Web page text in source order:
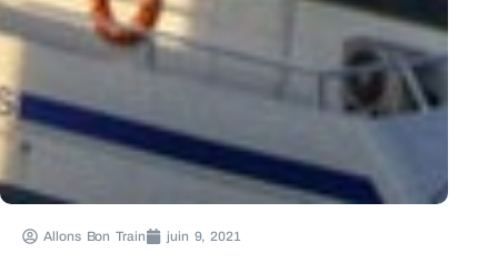
Allons Bon Train juin 9, 2021